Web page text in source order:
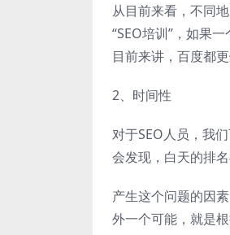
从目前来看，不同
“SEO培训”，如果
目前来讲，百度都
2、时间性
对于SEO人员，我
会发现，白天的排
产生这个问题的因
外一个可能，就是